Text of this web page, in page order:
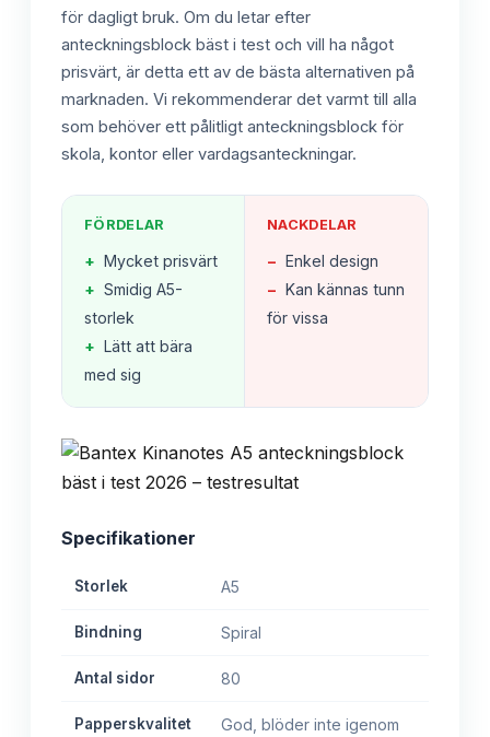
för dagligt bruk. Om du letar efter
anteckningsblock bäst i test och vill ha något
prisvärt, är detta ett av de bästa alternativen på
marknaden. Vi rekommenderar det varmt till alla
som behöver ett pålitligt anteckningsblock för
skola, kontor eller vardagsanteckningar.
FÖRDELAR
+ Mycket prisvärt
+ Smidig A5-
storlek
+ Lätt att bära
med sig
NACKDELAR
− Enkel design
− Kan kännas tunn
för vissa
Specifikationer
Storlek A5
Bindning Spiral
Antal sidor 80
Papperskvalitet God, blöder inte igenom